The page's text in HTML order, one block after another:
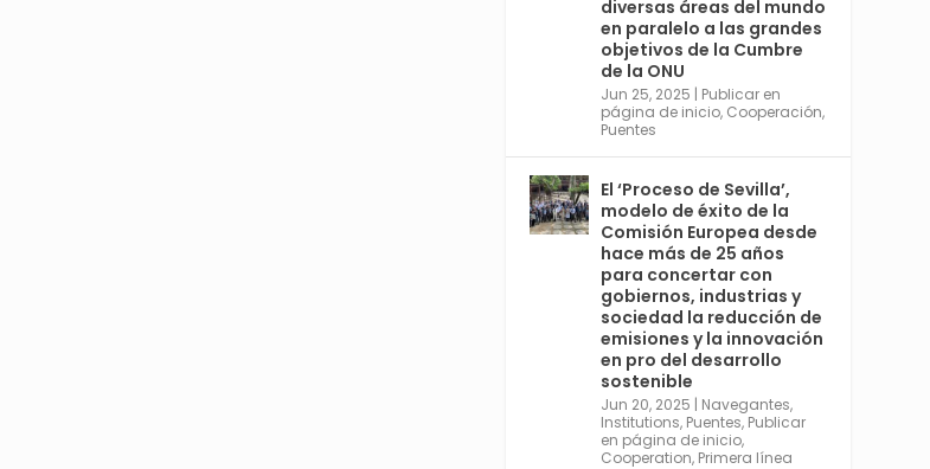
Sevilla World
@worldsevilla
30 Dic 2024
👉 La cita de ámbito
mundial más relevante en
#Sevilla en 2025 es una
cumbre organizada por
@ONU_es del 30 de junio al 3
de julio, con España
@MAECgob como anfitriona.
🌍 Cuarta Conferencia
Internacional sobre la
Financiación para el
Desarrollo. Ver más:
https://financing.desa.un.or
g/ffd4
2 Twitter
diversas áreas del mundo
en paralelo a las grandes
objetivos de la Cumbre
de la ONU
Jun 25, 2025 | Publicar en
página de inicio, Cooperación,
Puentes
El ‘Proceso de Sevilla’,
modelo de éxito de la
Comisión Europea desde
hace más de 25 años
para concertar con
gobiernos, industrias y
sociedad la reducción de
emisiones y la innovación
en pro del desarrollo
sostenible
Jun 20, 2025 | Navegantes,
Institutions, Puentes, Publicar
en página de inicio,
Cooperation, Primera línea